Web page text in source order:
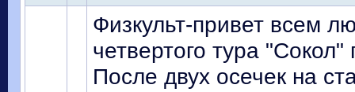
Физкульт-привет всем
четвертого тура
После двух осечек на